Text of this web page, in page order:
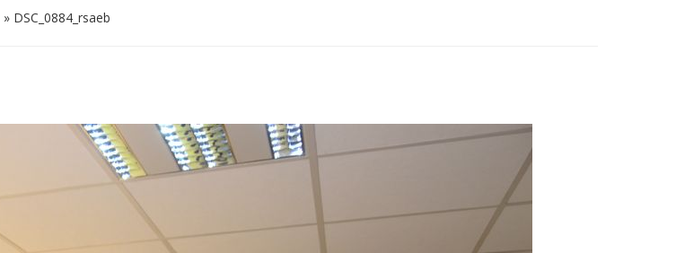
» DSC_0884_rsaeb